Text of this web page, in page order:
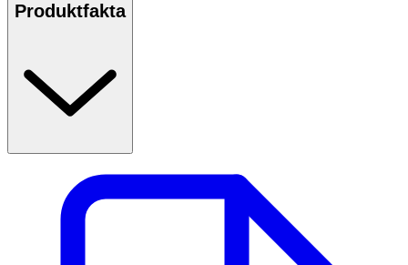
Produktfakta